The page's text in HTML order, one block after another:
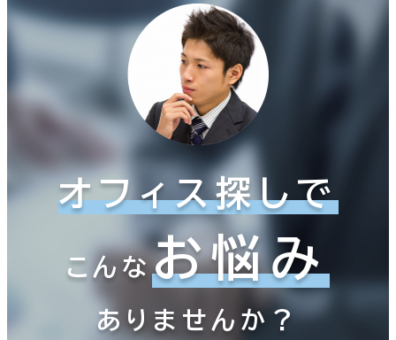
オフィス探しで
こんなお悩み
ありませんか？